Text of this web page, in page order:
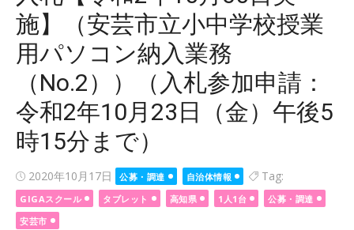
施】（安芸市立小中学校授業
用パソコン納入業務
（No.2））（入札参加申請：
令和2年10月23日（金）午後5
時15分まで）
Posted
on
2020年10月17日 公募・調達 自治体情報 Tag:
GIGAスクール タブレット 高知県 1人1台
公募・調達
安芸市